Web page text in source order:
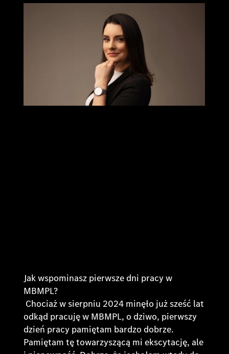
Jak wspominasz pierwsze dni pracy w
MBMPL?
Chociaż w sierpniu 2024 minęło już sześć lat
odkąd pracuję w MBMPL, o dziwo, pierwszy
dzień pracy pamiętam bardzo dobrze.
Pamiętam tę towarzyszącą mi ekscytację, ale